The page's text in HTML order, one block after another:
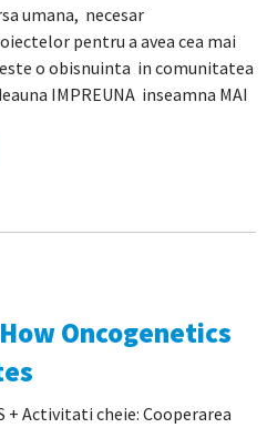
umana, necesar
pentru a avea cea mai
o obisnuinta in comunitatea
IMPREUNA inseamna MAI
How Oncogenetics
+ Activitati cheie: Cooperarea